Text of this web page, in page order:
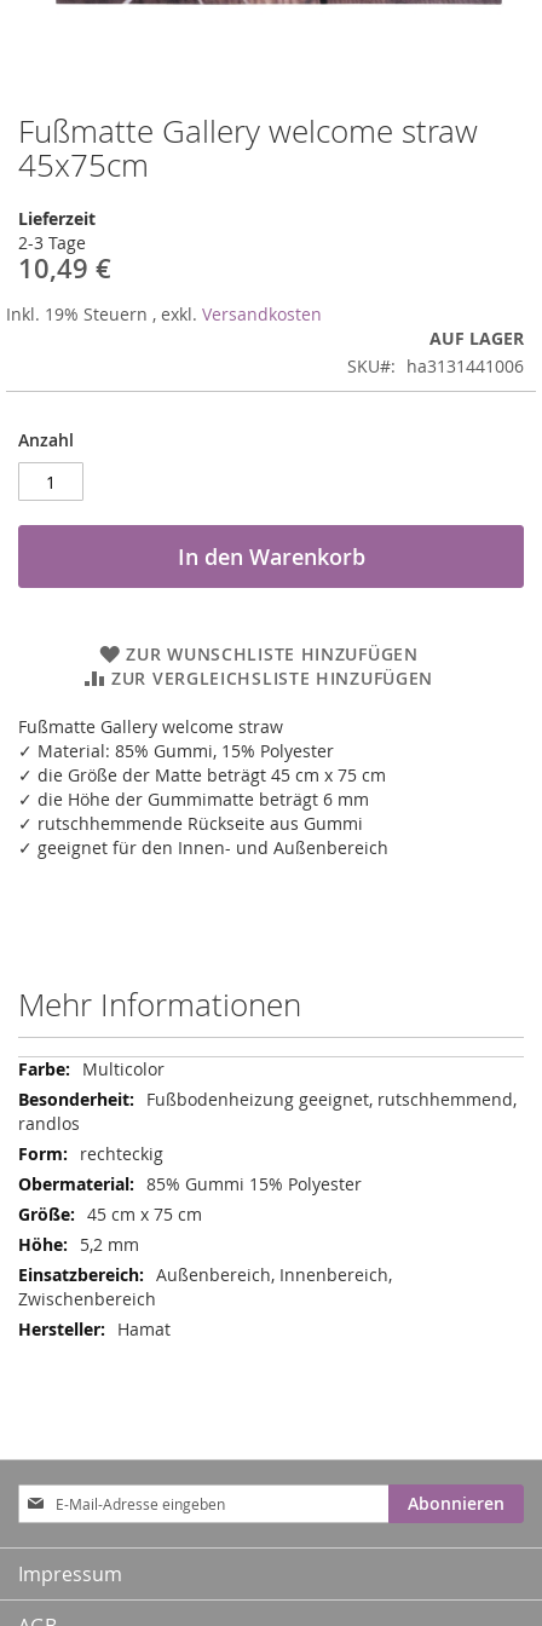
Fußmatte Gallery welcome straw
45x75cm
Lieferzeit
2-3 Tage
10,49 €
Inkl. 19% Steuern , exkl. Versandkosten
AUF LAGER
SKU
ha3131441006
Anzahl
In den Warenkorb
ZUR WUNSCHLISTE HINZUFÜGEN
ZUR VERGLEICHSLISTE HINZUFÜGEN
Fußmatte Gallery welcome straw
✓ Material: 85% Gummi, 15% Polyester
✓ die Größe der Matte beträgt 45 cm x 75 cm
✓ die Höhe der Gummimatte beträgt 6 mm
✓ rutschhemmende Rückseite aus Gummi
✓ geeignet für den Innen- und Außenbereich
Zum
Anfang
der
springen
Mehr Informationen
Mehr
Informationen
Multicolor
Fußbodenheizung geeignet, rutschhemmend,
randlos
rechteckig
85% Gummi 15% Polyester
45 cm x 75 cm
5,2 mm
Außenbereich, Innenbereich,
Zwischenbereich
Hamat
Anmeldung
zum
Newsletter:
Abonnieren
Impressum